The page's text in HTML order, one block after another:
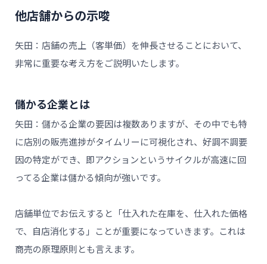
他店舗からの示唆
矢田：店舗の売上（客単価）を伸長させることにおいて、
非常に重要な考え方をご説明いたします。
儲かる企業とは
矢田：儲かる企業の要因は複数ありますが、その中でも特
に店別の販売進捗がタイムリーに可視化され、好調不調要
因の特定ができ、即アクションというサイクルが高速に回
ってる企業は儲かる傾向が強いです。
店舗単位でお伝えすると「仕入れた在庫を、仕入れた価格
で、自店消化する」ことが重要になっていきます。これは
商売の原理原則とも言えます。